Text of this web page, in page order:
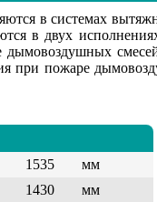
в системах
в двух
при пожаре
1535
мм
1430
мм